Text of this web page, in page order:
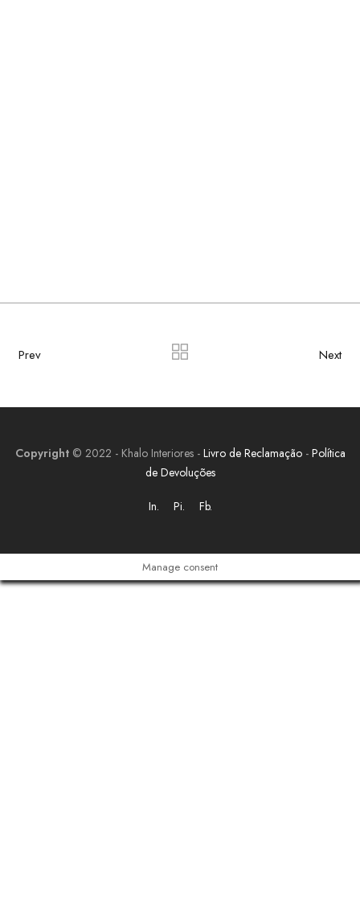
Prev Next
Copyright© 2022 - Khalo Interiores - Livro de Reclamação- Política
de Devoluções
In. Pi. Fb.
Manage consent